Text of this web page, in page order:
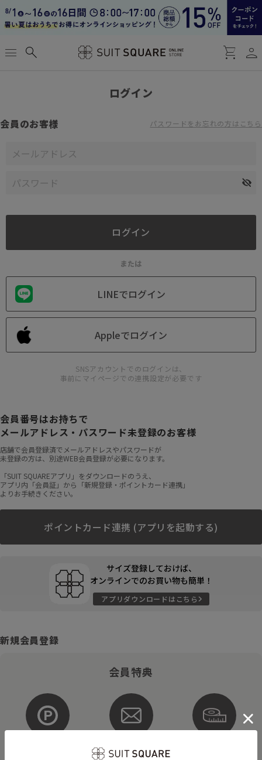
menu search shopping_cart person
ログイン
会員のお客様 パスワードをお忘れの方はこちら
または
LINEでログイン
Appleでログイン
SNSアカウントでのログインは、
事前にマイページでの連携設定が必要です
会員番号はお持ちで
メールアドレス・パスワード未登録のお客様
店舗で会員登録済でメールアドレスやパスワードが
未登録の方は、別途WEB会員登録が必要になります。
「SUIT SQUAREアプリ」をダウンロードのうえ、
アプリ内「会員証」から「新規登録・ポイントカード連携」
よりお手続きください。
ポイントカード連携 (アプリを起動する)
サイズ登録しておけば、
オンラインでのお買い物も簡単！
アプリダウンロードはこちら
新規会員登録
会員特典
メルマガ配信